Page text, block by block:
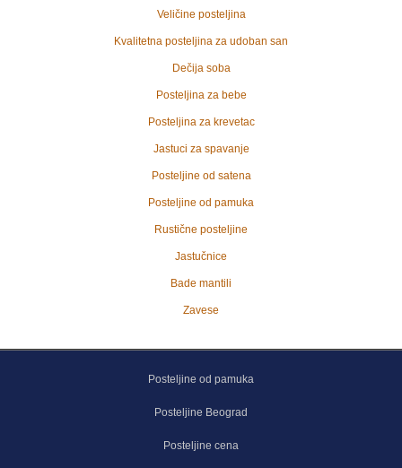
Veličine posteljina
Kvalitetna posteljina za udoban san
Dečija soba
Posteljina za bebe
Posteljina za krevetac
Jastuci za spavanje
Posteljine od satena
Posteljine od pamuka
Rustične posteljine
Jastučnice
Bade mantili
Zavese
Posteljine od pamuka
Posteljine Beograd
Posteljine cena